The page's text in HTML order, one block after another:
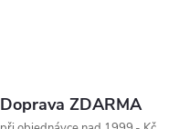
Doprava ZDARMA